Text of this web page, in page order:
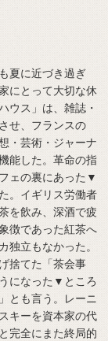
夏に近づき過ぎ
にとって大切な休
ウス」は、雑誌・
せ、フランスの
・芸術・ジャーナ
能した。革命の指
ェの裏にあった▼
。イギリス労働者
を飲み、深酒で疲
徴であった紅茶へ
独立もなかった。
捨てた「茶会事
になった▼ところ
とも言う。レーニ
キーを資本家の代
完全にまた終局的